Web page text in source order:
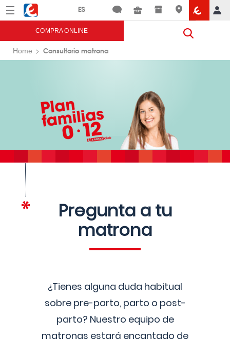
Menú Eroski
COMPRA ONLINE
Home Consultorio matrona
Pregunta a tu
matrona
¿Tienes alguna duda habitual
sobre pre-parto, parto o post-
parto? Nuestro equipo de
matronas estará encantado de